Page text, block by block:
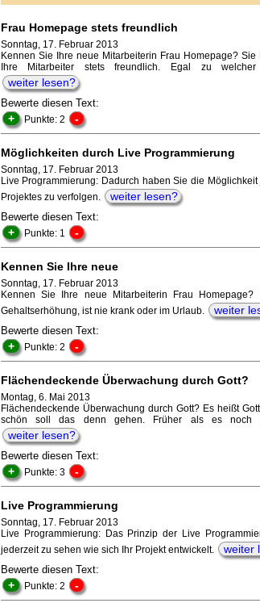
Frau Homepage stets freundlich
Sonntag, 17. Februar 2013
Kennen Sie Ihre neue Mitarbeiterin Frau Homepage?
Ihre Mitarbeiter stets freundlich. Egal zu
weiter lesen?
Bewerte diesen Text:
+ Punkte: 2 -
Möglichkeiten durch Live Programmierung
Sonntag, 17. Februar 2013
Live Programmierung: Dadurch haben Sie die
Projektes zu verfolgen.
weiter lesen?
Bewerte diesen Text:
+ Punkte: 1 -
Kennen Sie Ihre neue
Sonntag, 17. Februar 2013
Kennen Sie Ihre neue Mitarbeiterin Frau
Gehaltserhöhung, ist nie krank oder im Urlaub.
weiter
Bewerte diesen Text:
+ Punkte: 2 -
Flächendeckende Überwachung durch Gott?
Montag, 6. Mai 2013
Flächendeckende Überwachung durch Gott? Es heißt
schön soll das denn gehen. Früher als es noch
weiter lesen?
Bewerte diesen Text:
+ Punkte: 3 -
Live Programmierung
Sonntag, 17. Februar 2013
Live Programmierung: Das Prinzip der Live
jederzeit zu sehen wie sich Ihr Projekt entwickelt.
weiter
Bewerte diesen Text:
+ Punkte: 2 -